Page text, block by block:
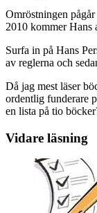
Omröstningen
2010 kommer Hans
Surfa in på Hans
av reglerna och
Då jag mest läser
ordentlig funderare
en lista på tio
Vidare läsning